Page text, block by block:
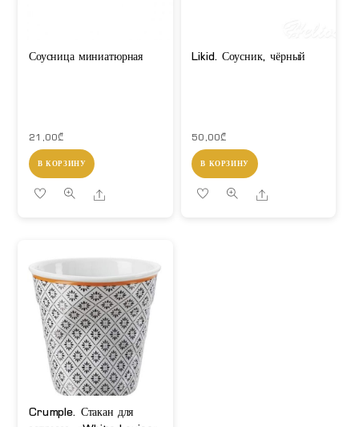
Соусница миниатюрная
21,00₾
В КОРЗИНУ
Share
Likid. Соусник, чёрный
50,00₾
В КОРЗИНУ
Share
Crumple. Стакан для